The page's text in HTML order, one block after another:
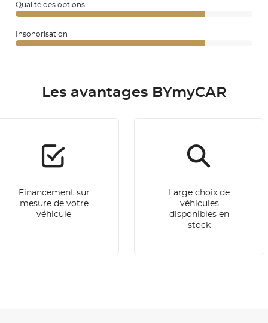
Qualité des options
Insonorisation
Les avantages BYmyCAR
Financement sur
mesure de votre
véhicule
Large choix de
véhicules
disponibles en
stock